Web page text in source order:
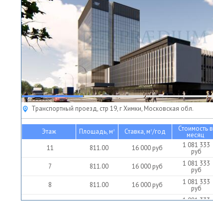
Транспортный проезд, стр 19, г Химки, Московская обл.
Этаж Площадь, м2 Ставка, м2/год Стоимость в
месяц
11
811.00 16 000руб 1 081 333
руб
7 811.00 16 000руб 1 081 333
руб
8 811.00 16 000руб 1 081 333
руб
10 811.00 16 000руб 1 081 333